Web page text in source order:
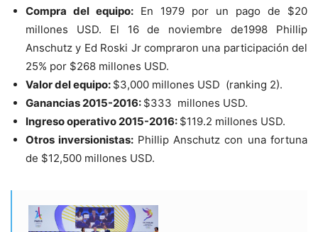
Compra del equipo: En 1979 por un pago de $20
millones USD. El 16 de noviembre de1998 Phillip
Anschutz y Ed Roski Jr compraron una participación del
25% por $268 millones USD.
Valor del equipo: $3,000 millones USD (ranking 2).
Ganancias 2015-2016: $333 millones USD.
Ingreso operativo 2015-2016: $119.2 millones USD.
Otros inversionistas: Phillip Anschutz con una fortuna
de $12,500 millones USD.